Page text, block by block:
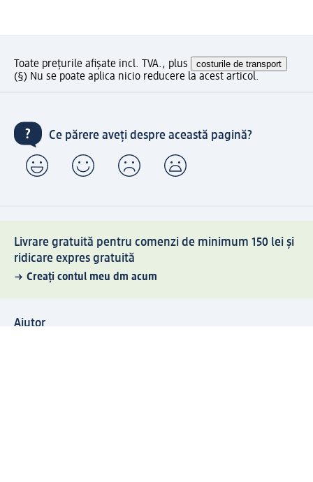
Toate prețurile afișate incl. TVA., plus costurile de transport
(§) Nu se poate aplica nicio reducere la acest articol.
Ce părere aveți despre această pagină?
Livrare gratuită pentru comenzi de minimum 150 lei și
ridicare expres gratuită
Creați contul meu dm acum
Ajutor